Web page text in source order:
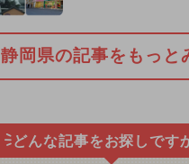
静岡県の記事をもっと
どんな記事をお探しです